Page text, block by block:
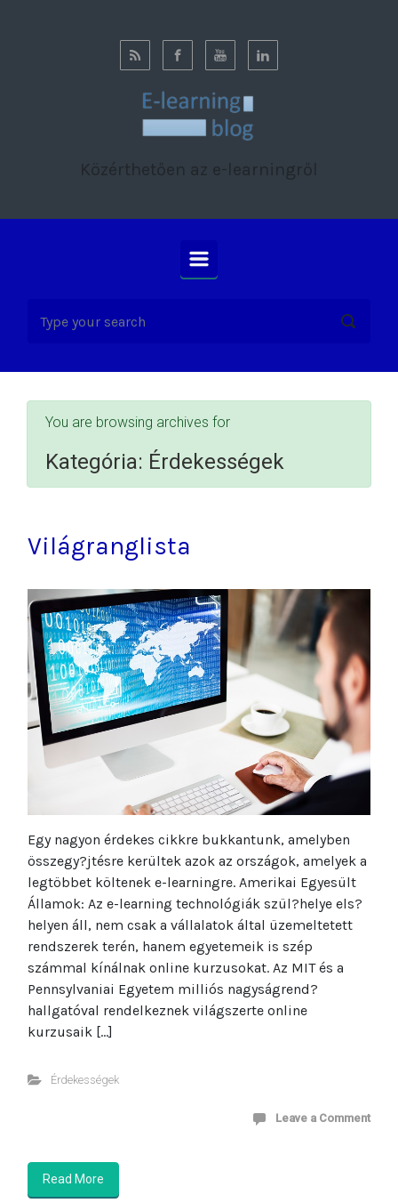
Közérthetően az e-learningről
You are browsing archives for
Kategória: Érdekességek
Világranglista
Egy nagyon érdekes cikkre bukkantunk, amelyben
összegy?jtésre kerültek azok az országok, amelyek a
legtöbbet költenek e-learningre. Amerikai Egyesült
Államok: Az e-learning technológiák szül?helye els?
helyen áll, nem csak a vállalatok által üzemeltetett
rendszerek terén, hanem egyetemeik is szép
számmal kínálnak online kurzusokat. Az MIT és a
Pennsylvaniai Egyetem milliós nagyságrend?
hallgatóval rendelkeznek világszerte online
kurzusaik […]
Érdekességek
Leave a Comment
Read More